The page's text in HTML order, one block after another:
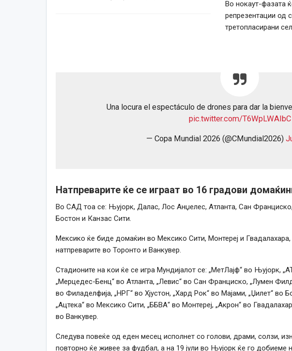
Во нокаут-фазата
репрезентации од
третопласирани
Una locura el espectáculo de drones para dar la
pic.twitter.com/T6WpLWAIbC
— Copa Mundial 2026 (@CMundial2026)
Натпреварите ќе се играат во 16 градови
Во САД тоа се: Њујорк, Далас, Лос Анџелес, Атланта, Сан Франциско,
Бостон и Канзас Сити.
Мексико ќе биде домаќин во Мексико Сити, Монтереј и
натпреварите во Торонто и Ванкувер.
Стадионите на кои ќе се игра Мундијалот се: „МетЛајф“ во Њујорк,
„Мерцедес-Бенц“ во Атланта, „Левис“ во Сан Франциско, „Лумен
во Филаделфија, „НРГ“ во Хјустон, „Хард Рок“ во Мајами, „Џилет“ во
„Ацтека“ во Мексико Сити, „ББВА“ во Монтереј, „Акрон“ во
во Ванкувер.
Следува повеќе од еден месец исполнет со голови, драми, солзи,
повторно ќе живее за фудбал, а на 19 јули во Њујорк ќе го добиеме